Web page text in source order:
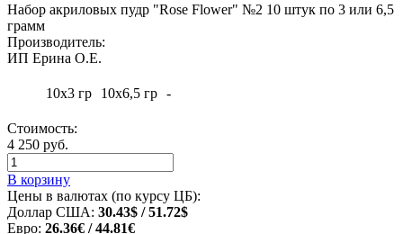
Набор акриловых пудр "Rose Flower" №2 10 штук по 3 или 6,5
грамм
Производитель:
ИП Ерина О.Е.
10х3 гр 10х6,5 гр -
Стоимость:
4 250 руб.
В корзину
Цены в валютах (по курсу ЦБ):
Доллар США: 30.43$ / 51.72$
Евро: 26.36€ / 44.81€